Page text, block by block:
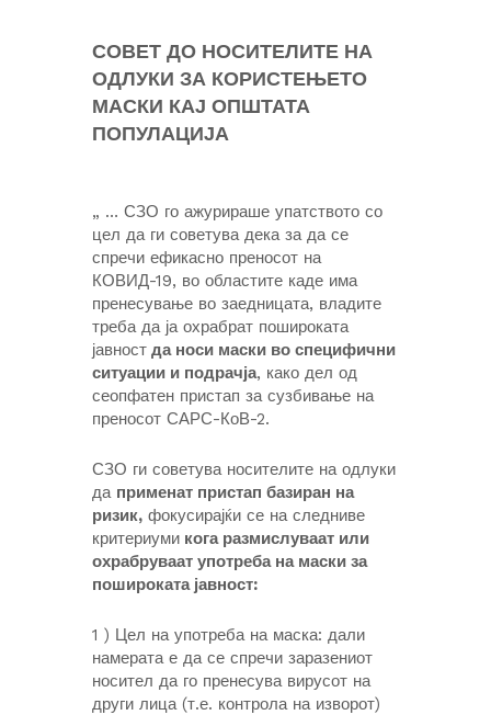
СОВЕТ ДО НОСИТЕЛИТЕ НА
ОДЛУКИ ЗА КОРИСТЕЊЕТО
МАСКИ КАЈ ОПШТАТА
ПОПУЛАЦИЈА
„ … СЗО го ажурираше упатството со
цел да ги советува дека за да се
спречи ефикасно преносот на
КОВИД-19, во областите каде има
пренесување во заедницата, владите
треба да ја охрабрат пошироката
јавност да носи маски во специфични
ситуации и подрачја, како дел од
сеопфатен пристап за сузбивање на
преносот САРС-КоВ-2.
СЗО ги советува носителите на одлуки
да применат пристап базиран на
ризик, фокусирајќи се на следниве
критериуми кога размислуваат или
охрабруваат употреба на маски за
пошироката јавност:
1 ) Цел на употреба на маска: дали
намерата е да се спречи заразениот
носител да го пренесува вирусот на
други лица (т.е. контрола на изворот)